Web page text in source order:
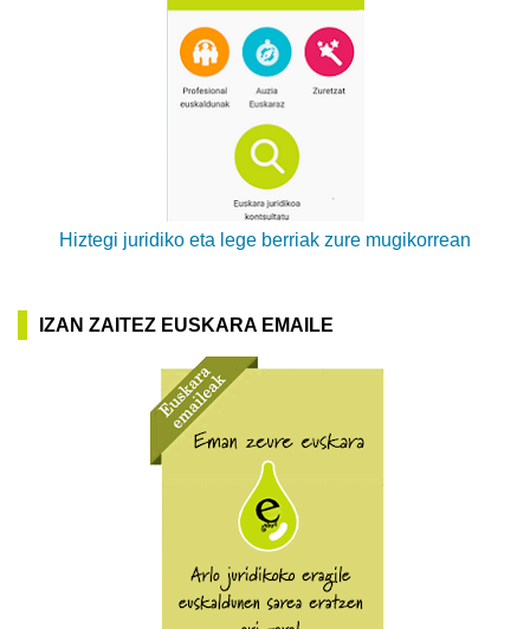
Hiztegi juridiko eta lege berriak zure mugikorrean
IZAN ZAITEZ EUSKARA EMAILE